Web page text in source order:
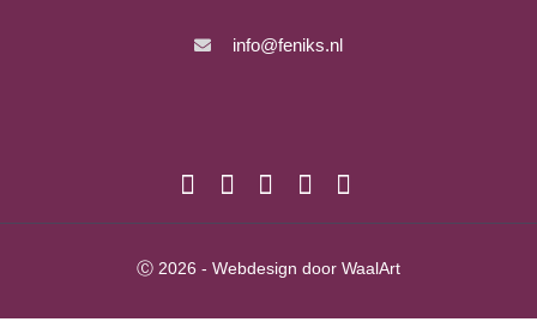
info@feniks.nl
Ⓒ 2026 - Webdesign door WaalArt